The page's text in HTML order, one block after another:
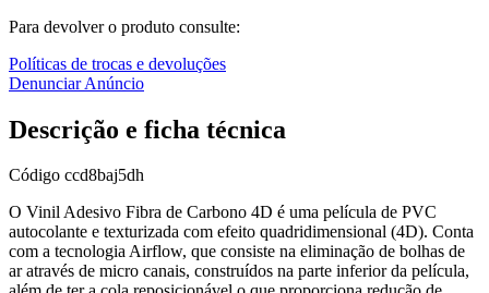
Para devolver o produto consulte:
Políticas de trocas e devoluções
Denunciar Anúncio
Descrição e ficha técnica
Código ccd8baj5dh
O Vinil Adesivo Fibra de Carbono 4D é uma película de PVC
autocolante e texturizada com efeito quadridimensional (4D). Conta
com a tecnologia Airflow, que consiste na eliminação de bolhas de
ar através de micro canais, construídos na parte inferior da película,